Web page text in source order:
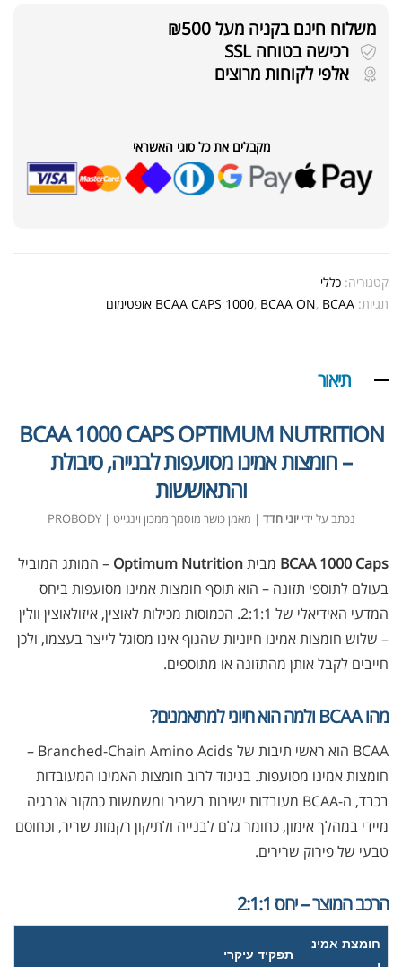
משלוח חינם בקניה מעל ₪500
רכישה בטוחה SSL
אלפי לקוחות מרוצים
מקבלים את כל סוגי האשראי
קטגוריה: כללי
תגיות:
BCAA CAPS 1000, BCAA ON, BCAA אופטימום
תיאור
BCAA 1000 CAPS OPTIMUM NUTRITION
– חומצות אמינו מסועפות לבנייה, סיבולת
והתאוששות
נכתב על ידייוני חדד | מאמן כושר מוסמך ממכון וינגייט | PROBODY
BCAA 1000 Caps מביתOptimum Nutrition – המותג המוביל
בעולם לתוספי תזונה – הוא תוסף חומצות אמינו מסועפות ביחס
המדעי האידיאלי של 2:1:1. הכמוסות מכילות לאוצין, איזולאוצין וולין
– שלוש חומצות אמינו חיוניות שהגוף אינו מסוגל לייצר בעצמו, ולכן
חייבים לקבל אותן מהתזונה או מתוספים.
מהו BCAA ולמה הוא חיוני למתאמנים?
BCAA הוא ראשי תיבות של Branched-Chain Amino Acids –
חומצות אמינו מסועפות. בניגוד לרוב חומצות האמינו המעובדות
בכבד, ה-BCAA מעובדות ישירות בשריר ומשמשות כמקור אנרגיה
מיידי במהלך אימון, כחומר גלם לבנייה ולתיקון רקמות שריר, וכחוסם
טבעי של פירוק שרירים.
הרכב המוצר – יחס 2:1:1
חומצת אמינ
תפקיד עיקרי